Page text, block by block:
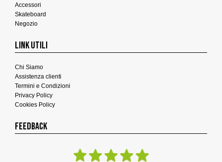
Accessori
Skateboard
Negozio
LINK UTILI
Chi Siamo
Assistenza clienti
Termini e Condizioni
Privacy Policy
Cookies Policy
FEEDBACK